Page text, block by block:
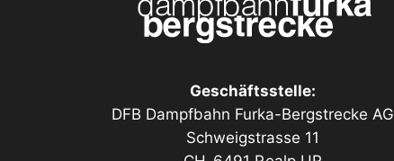
Geschäftsstelle:
DFB Dampfbahn Furka-Bergstrecke AG
Schweigstrasse 11